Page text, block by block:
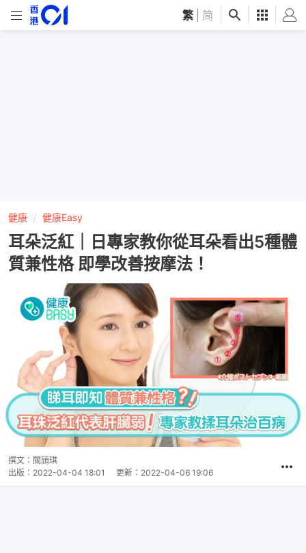
繁 简
健康 健康Easy
耳朵泛紅｜日專家教你從耳朵看出5種體
質兼性格 即學改善按摩法！
撰文： 關頴琪
出版： 2022-04-04 18:01 更新： 2022-04-06 19:06